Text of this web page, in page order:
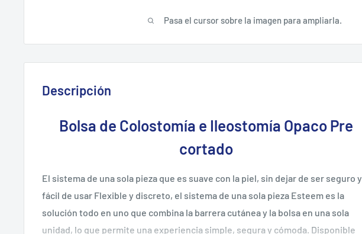
Pasa el cursor sobre la imagen para ampliarla.
Descripción
Bolsa de Colostomía e Ileostomía Opaco Pre
cortado
El sistema de una sola pieza que es suave con la piel, sin dejar de ser seguro y
fácil de usar Flexible y discreto, el sistema de una sola pieza Esteem es la
solución todo en uno que combina la barrera cutánea y la bolsa en una sola
unidad, lo que permite una experiencia simple, segura y cómoda. Disponible